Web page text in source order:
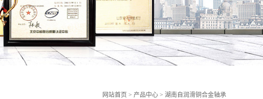
网站首页 > 产品中心 > 湖南自润滑铜合金轴承